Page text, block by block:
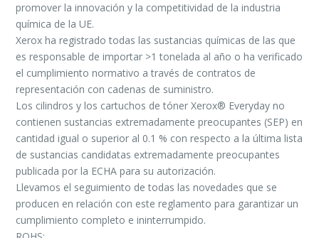
promover la innovación y la competitividad de la industria
química de la UE.
Xerox ha registrado todas las sustancias químicas de las que
es responsable de importar >1 tonelada al año o ha verificado
el cumplimiento normativo a través de contratos de
representación con cadenas de suministro.
Los cilindros y los cartuchos de tóner Xerox® Everyday no
contienen sustancias extremadamente preocupantes (SEP) en
cantidad igual o superior al 0.1 % con respecto a la última lista
de sustancias candidatas extremadamente preocupantes
publicada por la ECHA para su autorización.
Llevamos el seguimiento de todas las novedades que se
producen en relación con este reglamento para garantizar un
cumplimiento completo e ininterrumpido.